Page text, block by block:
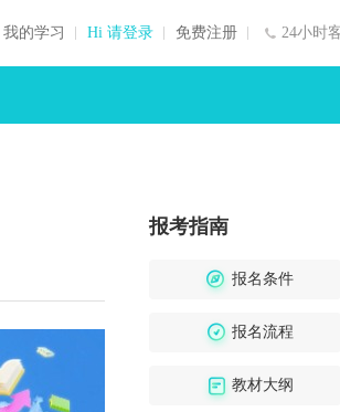
24小时
我的学习 Hi 请登录 免费注册
报考指南
报名条件
报名流程
教材大纲